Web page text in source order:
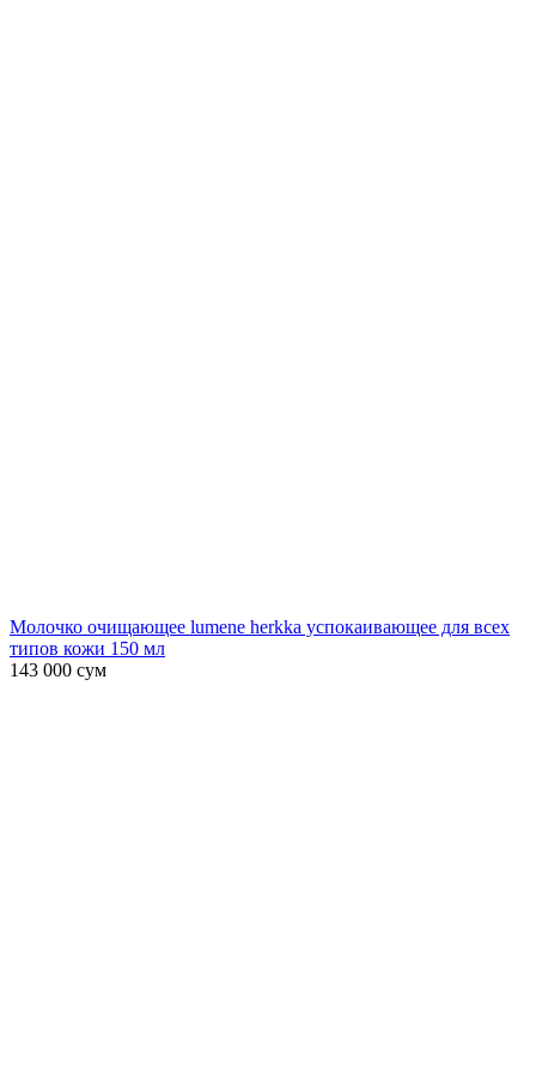
Молочко очищающее lumene herkka успокаивающее для всех
типов кожи 150 мл
143 000 сум